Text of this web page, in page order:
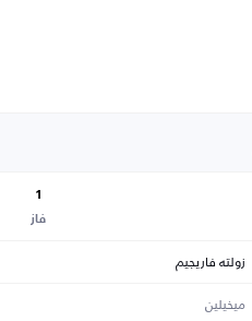
1
فاز
زولته فاريجيم
ميخيلين